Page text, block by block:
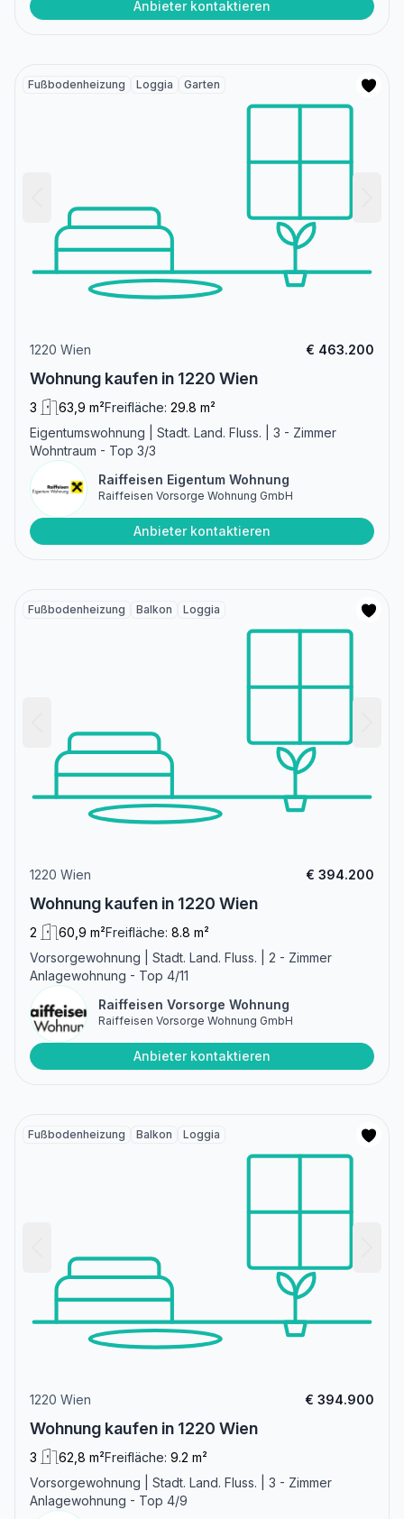
Anbieter kontaktieren
Fußbodenheizung Loggia Garten
1220 Wien € 463.200
Wohnung kaufen in 1220 Wien
3 63,9 m²Freifläche: 29.8 m²
Eigentumswohnung | Stadt. Land. Fluss. | 3 - Zimmer
Wohntraum - Top 3/3
Raiffeisen Eigentum Wohnung
Raiffeisen Vorsorge Wohnung GmbH
Anbieter kontaktieren
Fußbodenheizung Balkon Loggia
1220 Wien € 394.200
Wohnung kaufen in 1220 Wien
2 60,9 m²Freifläche: 8.8 m²
Vorsorgewohnung | Stadt. Land. Fluss. | 2 - Zimmer
Anlagewohnung - Top 4/11
Raiffeisen Vorsorge Wohnung
Raiffeisen Vorsorge Wohnung GmbH
Anbieter kontaktieren
Fußbodenheizung Balkon Loggia
1220 Wien € 394.900
Wohnung kaufen in 1220 Wien
3 62,8 m²Freifläche: 9.2 m²
Vorsorgewohnung | Stadt. Land. Fluss. | 3 - Zimmer
Anlagewohnung - Top 4/9